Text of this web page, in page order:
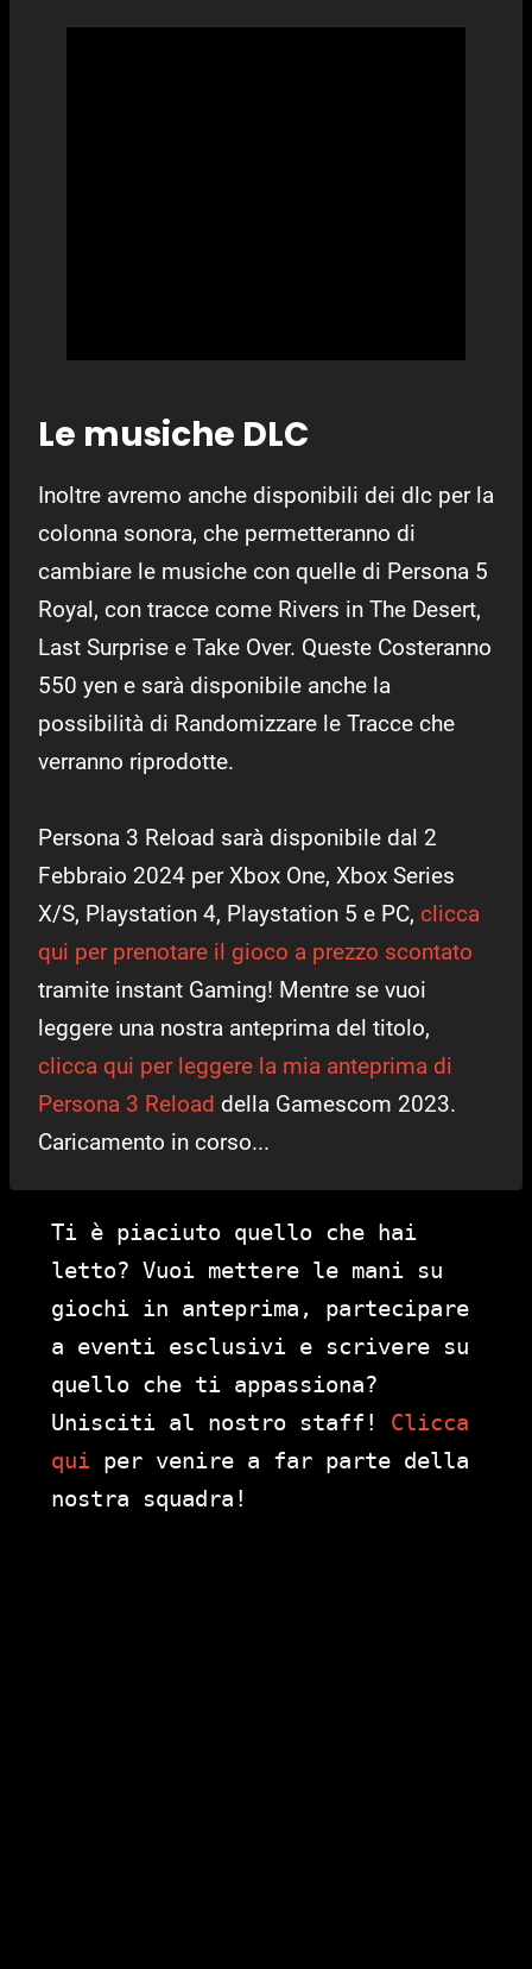
Le musiche DLC
Inoltre avremo anche disponibili dei dlc per la
colonna sonora, che permetteranno di
cambiare le musiche con quelle di Persona 5
Royal, con tracce come Rivers in The Desert,
Last Surprise e Take Over. Queste Costeranno
550 yen e sarà disponibile anche la
possibilità di Randomizzare le Tracce che
verranno riprodotte.
Persona 3 Reload sarà disponibile dal 2
Febbraio 2024 per Xbox One, Xbox Series
X/S, Playstation 4, Playstation 5 e PC, clicca
qui per prenotare il gioco a prezzo scontato
tramite instant Gaming! Mentre se vuoi
leggere una nostra anteprima del titolo,
clicca qui per leggere la mia anteprima di
Persona 3 Reload della Gamescom 2023.
Caricamento in corso...
Ti è piaciuto quello che hai
letto? Vuoi mettere le mani su
giochi in anteprima, partecipare
a eventi esclusivi e scrivere su
quello che ti appassiona?
Unisciti al nostro staff! Clicca
qui per venire a far parte della
nostra squadra!